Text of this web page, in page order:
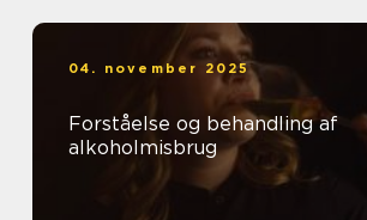
04. november 2025
Forståelse og behandling af
alkoholmisbrug